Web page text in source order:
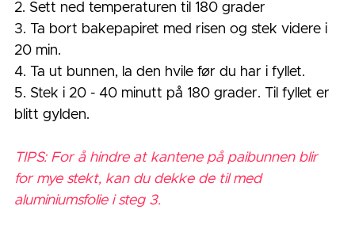
2. Sett ned temperaturen til 180 grader
3. Ta bort bakepapiret med risen og stek videre i
20 min.
4. Ta ut bunnen, la den hvile før du har i fyllet.
5. Stek i 20 - 40 minutt på 180 grader. Til fyllet er
blitt gylden.
TIPS: For å hindre at kantene på paibunnen blir
for mye stekt, kan du dekke de til med
aluminiumsfolie i steg 3.